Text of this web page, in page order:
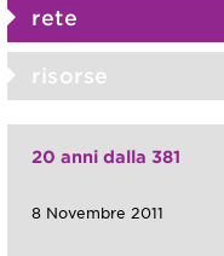
rete
risorse
20 anni dalla 381
8 Novembre 2011